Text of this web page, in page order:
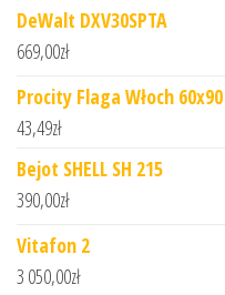
DeWalt DXV30SPTA
669,00zł
Procity Flaga Włoch
43,49zł
Bejot SHELL SH 215
390,00zł
Vitafon 2
3 050,00zł